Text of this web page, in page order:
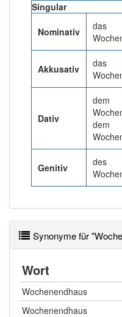
Singular
Nominativ
das
Akkusativ
das
Dativ
dem
dem
Genitiv
des
Synonyme für
Wort
Wochenendhaus
Wochenendhaus